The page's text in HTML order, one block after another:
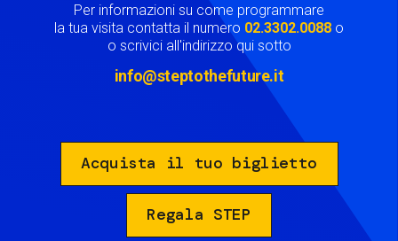
Per informazioni su come programmare
la tua visita contatta il numero 02.3302.0088 o
o scrivici all'indirizzo qui sotto
info@steptothefuture.it
Acquista il tuo biglietto
Regala STEP